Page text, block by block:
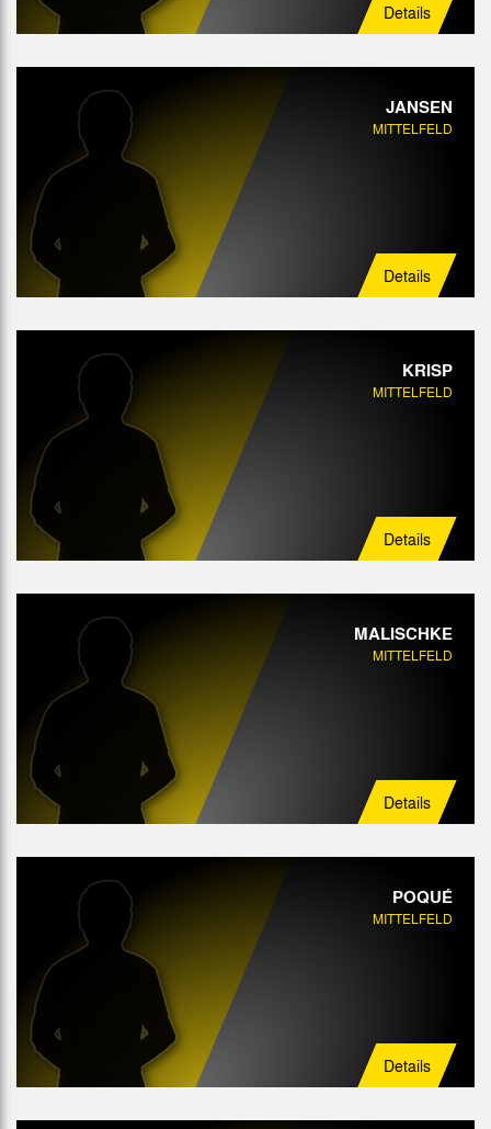
Details
JANSEN
MITTELFELD
Details
KRISP
MITTELFELD
Details
MALISCHKE
MITTELFELD
Details
POQUÉ
MITTELFELD
Details